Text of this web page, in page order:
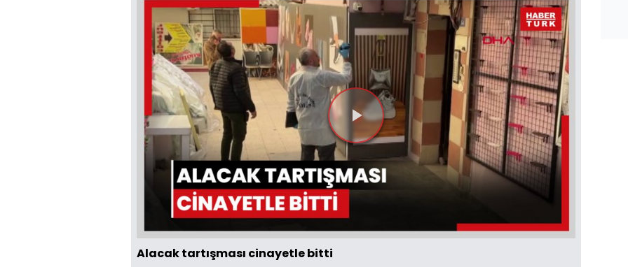
Videoyu
Oynat
Alacak tartışması cinayetle bitti